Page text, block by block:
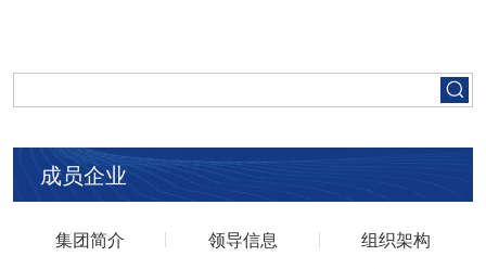
党建工作
成员企业
集团简介 领导信息
组织架构